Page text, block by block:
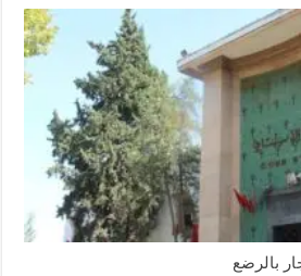
بالرضع